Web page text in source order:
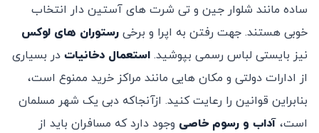
ساده مانند شلوار جین و تی شرت های آستین دار انتخاب
خوبی هستند. جهت رفتن به اپرا و برخی رستوران های لوکس
نیز بایستی لباس رسمی بپوشید. استعمال دخانیات در بسیاری
از ادارات دولتی و مکان هایی مانند مراکز خرید ممنوع است،
بنابراین قوانین را رعایت کنید. ازآنجاکه دبی یک شهر مسلمان
است، آداب و رسوم خاصی وجود دارد که مسافران باید از